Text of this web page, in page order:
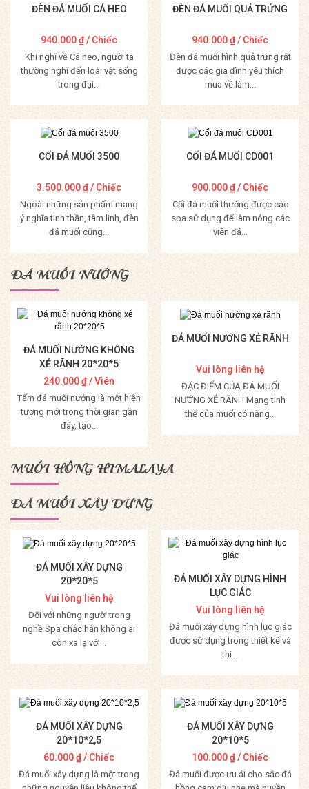
ĐÈN ĐÁ MUỐI CÁ HEO
940.000₫/ Chiếc
Khi nghĩ về Cá heo, người ta
thường nghĩ đến loài vật sống
trong đại...
Mua Hàng
ĐÈN ĐÁ MUỐI QUẢ TRỨNG
940.000₫/ Chiếc
Đèn đá muối hình quả trứng rất
được các gia đình yêu thích
mua về làm...
Mua Hàng
CỐI ĐÁ MUỐI 3500
3.500.000₫/ Chiếc
Ngoài những sản phẩm mang
ý nghĩa tinh thần, tâm linh, đèn
đá muối cũng...
Mua Hàng
CỐI ĐÁ MUỐI CD001
900.000₫/ Chiếc
Cối đá muối thường được các
spa sử dụng để làm nóng các
viên đá...
Mua Hàng
ĐÁ MUỐI NƯỚNG
ĐÁ MUỐI NƯỚNG KHÔNG
XẺ RÃNH 20*20*5
240.000₫/ Viên
Tấm đá muối nướng là một hiện
tượng mới trong thời gian gần
đây, tạo...
Mua Hàng
ĐÁ MUỐI NƯỚNG XẺ RÃNH
Vui lòng liên hệ
ĐẶC ĐIỂM CỦA ĐÁ MUỐI
NƯỚNG XẺ RÃNH Mạng tinh
thể của muối có năng...
Mua Hàng
MUỐI HỒNG HIMALAYA
ĐÁ MUỐI XÂY DỰNG
ĐÁ MUỐI XÂY DỰNG
20*20*5
Vui lòng liên hệ
Đối với những người trong
nghề Spa chắc hẳn không ai
còn xa lạ với...
Mua Hàng
ĐÁ MUỐI XÂY DỰNG HÌNH
LỤC GIÁC
Vui lòng liên hệ
Đá muối xây dựng hình lục giác
được sử dụng trong thiết kế và
thi...
Mua Hàng
ĐÁ MUỐI XÂY DỰNG
20*10*2,5
60.000₫/ Chiếc
Đá muối xây dựng là một trong
ĐÁ MUỐI XÂY DỰNG
20*10*5
100.000₫/ Chiếc
Đá muối được ưu ái cho sắc đá